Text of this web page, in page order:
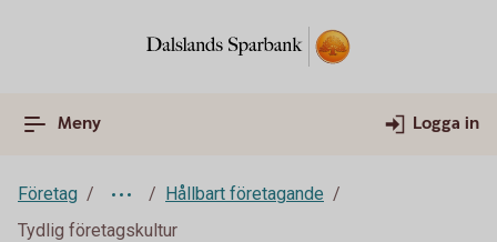
Meny Logga in
Företag
Hållbart företagande
Tydlig företagskultur